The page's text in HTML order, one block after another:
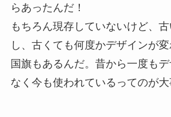
らあったんだ！
もちろん現存していないけど、
し、古くても何度かデザインが
国旗もあるんだ。昔から一度も
なく今も使われているってのが大